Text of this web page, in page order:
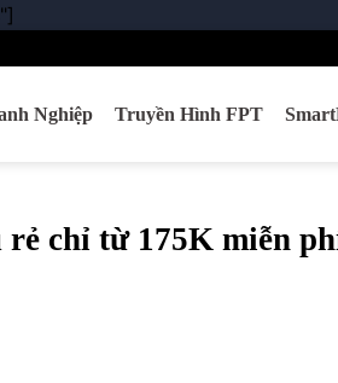
dungNghiệp Truyền Hình FPT
chỉ từ 175K miễn